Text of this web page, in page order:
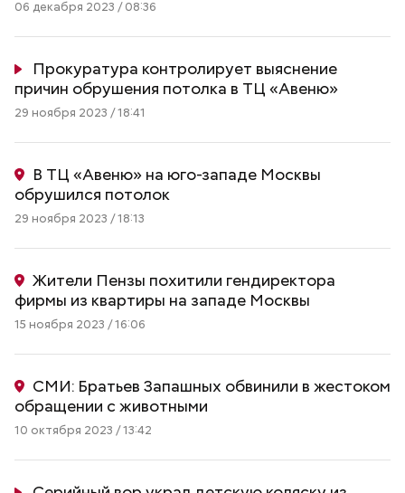
06 декабря 2023 / 08:36
Прокуратура контролирует выяснение
причин обрушения потолка в ТЦ «Авеню»
29 ноября 2023 / 18:41
В ТЦ «Авеню» на юго-западе Москвы
обрушился потолок
29 ноября 2023 / 18:13
Жители Пензы похитили гендиректора
фирмы из квартиры на западе Москвы
15 ноября 2023 / 16:06
СМИ: Братьев Запашных обвинили в жестоком
обращении с животными
10 октября 2023 / 13:42